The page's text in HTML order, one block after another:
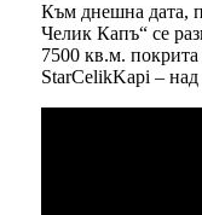
Към днешна дата,
Челик Капъ“ се
7500 кв.м.
StarCelikKapi –